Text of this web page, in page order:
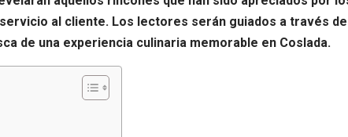
al cliente. Los lectores serán guiados a través
de una experiencia culinaria memorable en Coslada.